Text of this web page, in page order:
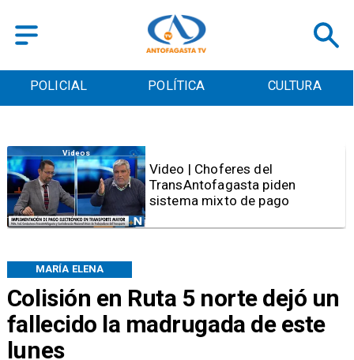
POLICIAL POLÍTICA CULTURA
Colisión en Ruta 5 norte dejó un
fallecido la madrugada de este
lunes
MARÍA ELENA
Videos
Video | Choferes del
TransAntofagasta piden
sistema mixto de pago